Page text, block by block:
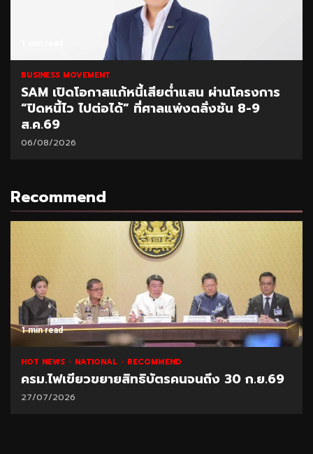
BUSINESS MOVEMENT
SAM เปิดโอกาสแก้หนี้เสียต่ำแสน ผ่านโครงการ
“ปิดหนี้ไว ไปต่อได้” ที่ศาลแพ่งตลิ่งชัน 8-9
ส.ค.69
06/08/2026
Recommend
1 min read
HOT NEWS NATIONAL RECOMMEND
ครม.ไฟเขียวขยายสิทธิบัตรคนจนถึง 30 ก.ย.69
27/07/2026